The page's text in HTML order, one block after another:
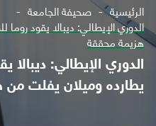
الرئيسية صحيفة الجامعة
الدوري الإيطالي: ديبالا يقود
هزيمة محققة
الدوري الإيطالي: ديبالا
يطارده وميلان يفلت